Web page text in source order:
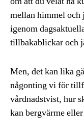
mellan himmel och
igenom
tillbakablickar och
Men, det kan lika
någonting vi för
vårdnadstvist, hur
kan bergvärme